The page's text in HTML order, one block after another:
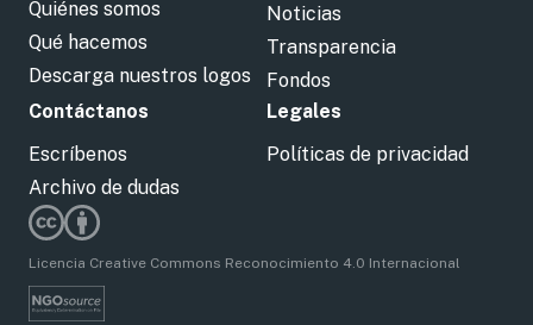
Quiénes somos
Qué hacemos
Descarga nuestros logos
Noticias
Transparencia
Fondos
Contáctanos
Escríbenos
Archivo de dudas
Legales
Políticas de privacidad
Licencia Creative Commons Reconocimiento 4.0 Internacional